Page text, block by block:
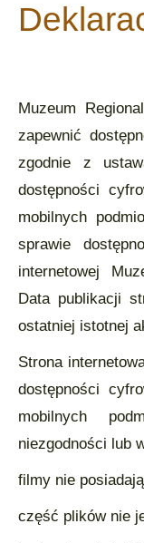
Muzeum
zapewnić
zgodnie z
dostępności
mobilnych
sprawie
internetowej
Data publikacji
ostatniej istotnej
Strona
dostępności
mobilnych
niezgodności lub
filmy nie
część plików nie